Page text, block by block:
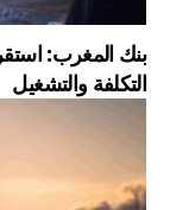
بنك المغرب:
التكلفة والتشغيل